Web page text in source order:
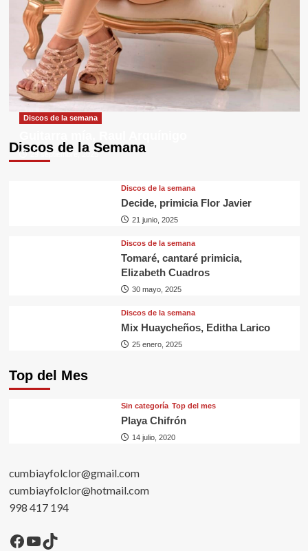
Discos de la Semana
Discos de la semana
29 septiembre, 2025
Discos de la semana
Decide, primicia Flor Javier
21 junio, 2025
Discos de la semana
Tomaré, cantaré primicia,
Elizabeth Cuadros
30 mayo, 2025
Discos de la semana
Mix Huaycheños, Editha Larico
25 enero, 2025
Top del Mes
Sin categorí­a Top del mes
Playa Chifrón
14 julio, 2020
cumbiayfolclor@gmail.com
cumbiayfolclor@hotmail.com
998 417 194
Facebook
YouTube
TikTok